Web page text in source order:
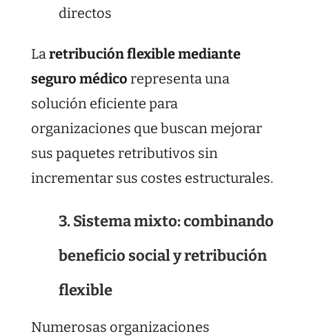
directos
La retribución flexible mediante
seguro médico representa una
solución eficiente para
organizaciones que buscan mejorar
sus paquetes retributivos sin
incrementar sus costes estructurales.
3. Sistema mixto: combinando
beneficio social y retribución
flexible
Numerosas organizaciones